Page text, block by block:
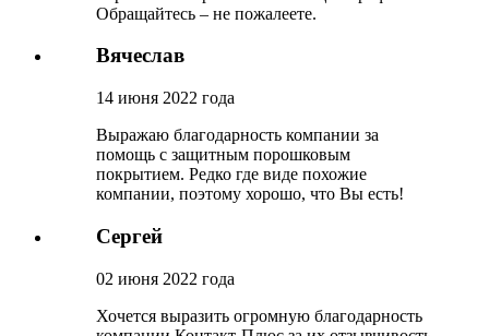
Обращайтесь – не пожалеете.
Вячеслав
14 июня 2022 года
Выражаю благодарность компании за
помощь с защитным порошковым
покрытием. Редко где виде похожие
компании, поэтому хорошо, что Вы есть!
Сергей
02 июня 2022 года
Хочется выразить огромную благодарность